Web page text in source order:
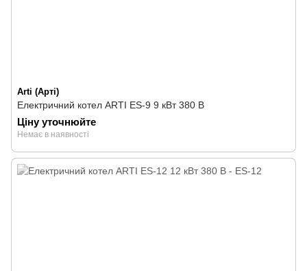
Arti (Арті)
Електричний котел ARTI ES-9 9 кВт 380 В
Ціну уточнюйте
Немає в наявності